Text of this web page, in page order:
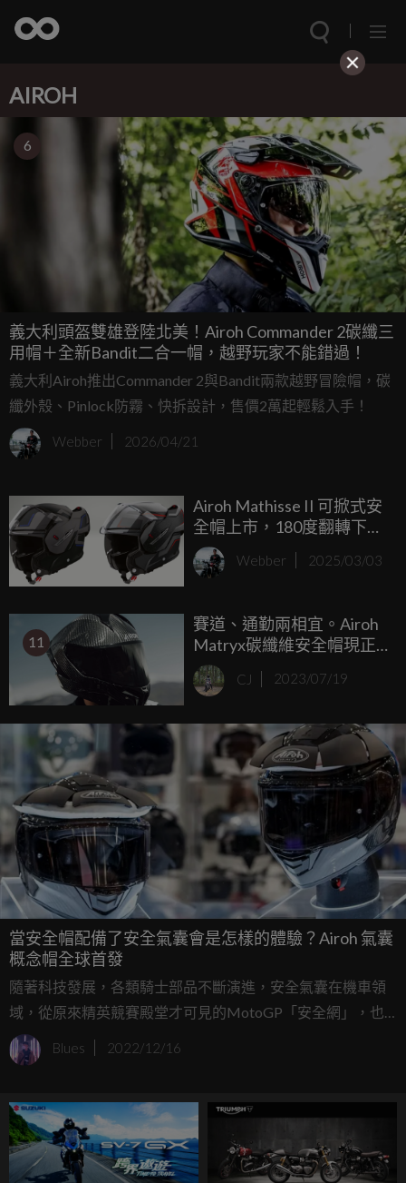
AIROH
6
義大利頭盔雙雄登陸北美！Airoh Commander 2碳纖三
用帽＋全新Bandit二合一帽，越野玩家不能錯過！
義大利Airoh推出Commander 2與Bandit兩款越野冒險帽，碳
纖外殼、Pinlock防霧、快拆設計，售價2萬起輕鬆入手！
Webber 2026/04/21
Airoh Mathisse II 可掀式安
全帽上市，180度翻轉下巴
創新設計
Webber 2025/03/03
11
賽道、通勤兩相宜。Airoh
Matryx碳纖維安全帽現正
販售中
CJ 2023/07/19
當安全帽配備了安全氣囊會是怎樣的體驗？Airoh 氣囊
概念帽全球首發
隨著科技發展，各類騎士部品不斷演進，安全氣囊在機車領
域，從原來精英競賽殿堂才可見的MotoGP「安全網」，也
逐漸開始融入到騎士的日常生活中，發展出如Honda
Goldwing配有安全氣囊的車款、或是背心氣囊防摔衣等產
表了一頂配備安全氣囊的安全帽產品原型，成為世界首款配
備安全氣囊的安全帽。
Blues 2022/12/16